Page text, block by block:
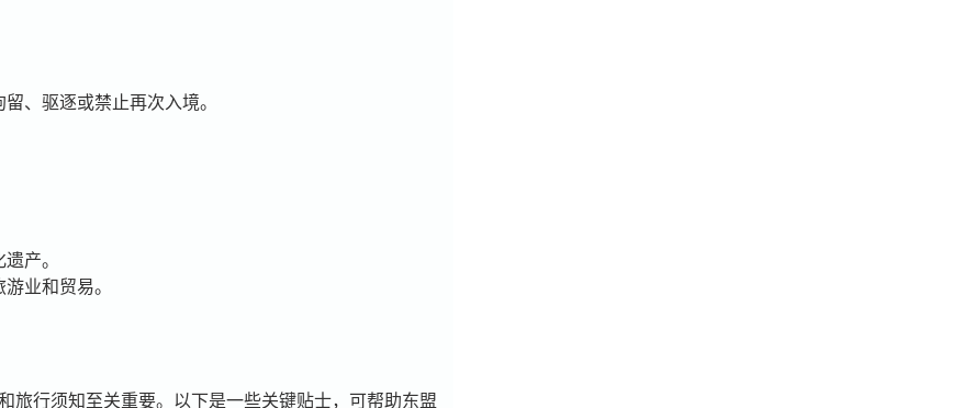
、驱逐或禁止再次入境。
产。
业和贸易。
旅行须知至关重要。以下是一些关键贴士，可帮助东盟